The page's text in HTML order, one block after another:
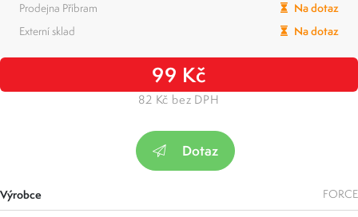
Prodejna Příbram
Na dotaz
Externí sklad
Na dotaz
99 Kč
82 Kč bez DPH
Dotaz
Výrobce FORCE